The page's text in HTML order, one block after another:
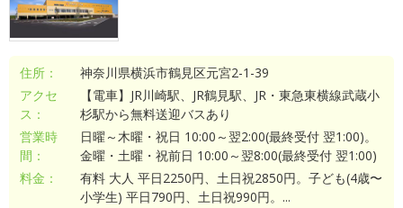
住所：
神奈川県横浜市鶴見区元宮2-1-39
アクセ
ス：
【電車】JR川崎駅、JR鶴見駅、JR・東急東横線武蔵小
杉駅から無料送迎バスあり
営業時
間：
日曜～木曜・祝日 10:00～翌2:00(最終受付 翌1:00)。
金曜・土曜・祝前日 10:00～翌8:00(最終受付 翌1:00)
料金：
有料 大人 平日2250円、土日祝2850円。子ども(4歳〜
小学生) 平日790円、土日祝990円。...